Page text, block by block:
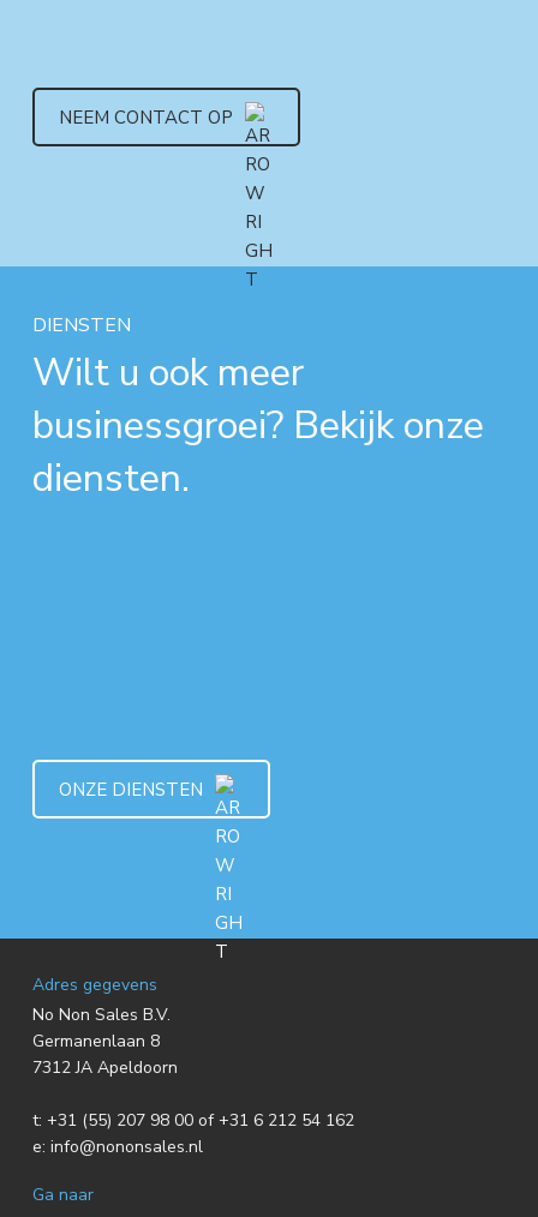
NEEM CONTACT OP
DIENSTEN
Wilt u ook meer
businessgroei? Bekijk onze
diensten.
ONZE DIENSTEN
F
o
o
t
e
Adres gegevens
No Non Sales B.V.
Germanenlaan 8
7312 JA Apeldoorn
t: +31 (55) 207 98 00 of +31 6 212 54 162
e: info@nononsales.nl
Ga naar